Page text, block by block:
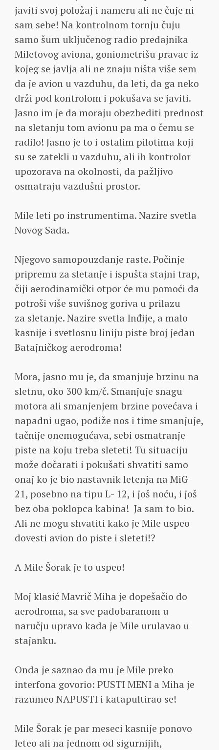
javiti svoj položaj i nameru ali ne čuje ni
sam sebe! Na kontrolnom tornju čuju
samo šum uključenog radio predajnika
Miletovog aviona, goniometrišu pravac iz
kojeg se javlja ali ne znaju ništa više sem
da je avion u vazduhu, da leti, da ga neko
drži pod kontrolom i pokušava se javiti.
Jasno im je da moraju obezbediti prednost
na sletanju tom avionu pa ma o čemu se
radilo! Jasno je to i ostalim pilotima koji
su se zatekli u vazduhu, ali ih kontrolor
upozorava na okolnosti, da pažljivo
osmatraju vazdušni prostor.
Mile leti po instrumentima. Nazire svetla
Novog Sada.
Njegovo samopouzdanje raste. Počinje
pripremu za sletanje i ispušta stajni trap,
čiji aerodinamički otpor će mu pomoći da
potroši više suvišnog goriva u prilazu
za sletanje. Nazire svetla Inđije, a malo
kasnije i svetlosnu liniju piste broj jedan
Batajničkog aerodroma!
Mora, jasno mu je, da smanjuje brzinu na
sletnu, oko 300 km/č. Smanjuje snagu
motora ali smanjenjem brzine povećava i
napadni ugao, podiže nos i time smanjuje,
tačnije onemogućava, sebi osmatranje
piste na koju treba sleteti! Tu situaciju
može dočarati i pokušati shvatiti samo
onaj ko je bio nastavnik letenja na MiG-
21, posebno na tipu L- 12, i još noću, i još
bez oba poklopca kabina! Ja sam to bio.
Ali ne mogu shvatiti kako je Mile uspeo
dovesti avion do piste i sleteti!?
A Mile Šorak je to uspeo!
Moj klasić Mavrič Miha je dopešačio do
aerodroma, sa sve padobaranom u
naručju upravo kada je Mile urulavao u
stajanku.
Onda je saznao da mu je Mile preko
interfona govorio: PUSTI MENI a Miha je
razumeo NAPUSTI i katapultirao se!
Mile Šorak je par meseci kasnije ponovo
leteo ali na jednom od sigurnijih,